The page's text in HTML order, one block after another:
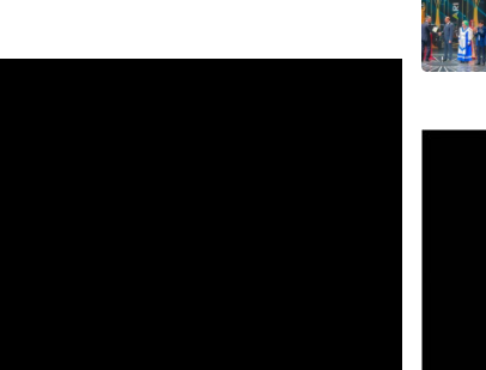
GÜNDƏM
Ali